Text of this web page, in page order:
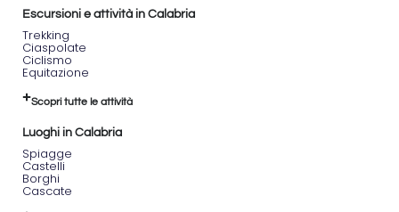
Escursioni e attività in Calabria
Trekking
Ciaspolate
Ciclismo
Equitazione
Scopri tutte le attività
Luoghi in Calabria
Spiagge
Castelli
Borghi
Cascate